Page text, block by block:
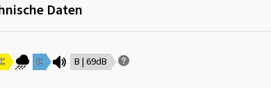
Daten
C C B | 69dB